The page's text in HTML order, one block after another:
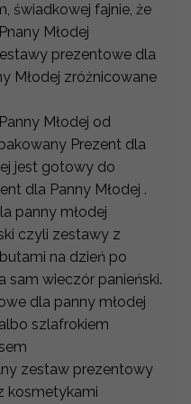
świadkowej fajnie, że
Młodej
prezentowe dla
Młodej zróżnicowane
Młodej od
Prezent dla
jest gotowy do
dla Panny Młodej .
panny młodej
czyli zestawy z
na dzień po
sam wieczór panieński.
dla panny młodej
szlafrokiem
zestaw prezentowy
kosmetykami